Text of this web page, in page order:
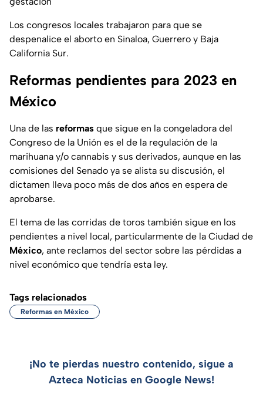
Los congresos locales trabajaron para que se
despenalice el aborto en Sinaloa, Guerrero y Baja
California Sur.
Reformas pendientes para 2023 en
México
Una de las reformas que sigue en la congeladora del
Congreso de la Unión es el de la regulación de la
marihuana y/o cannabis y sus derivados, aunque en las
comisiones del Senado ya se alista su discusión, el
dictamen lleva poco más de dos años en espera de
aprobarse.
El tema de las corridas de toros también sigue en los
pendientes a nivel local, particularmente de la Ciudad de
México, ante reclamos del sector sobre las pérdidas a
nivel económico que tendría esta ley.
Tags relacionados
Reformas en México
¡No te pierdas nuestro contenido, sigue a
Azteca Noticias en Google News!